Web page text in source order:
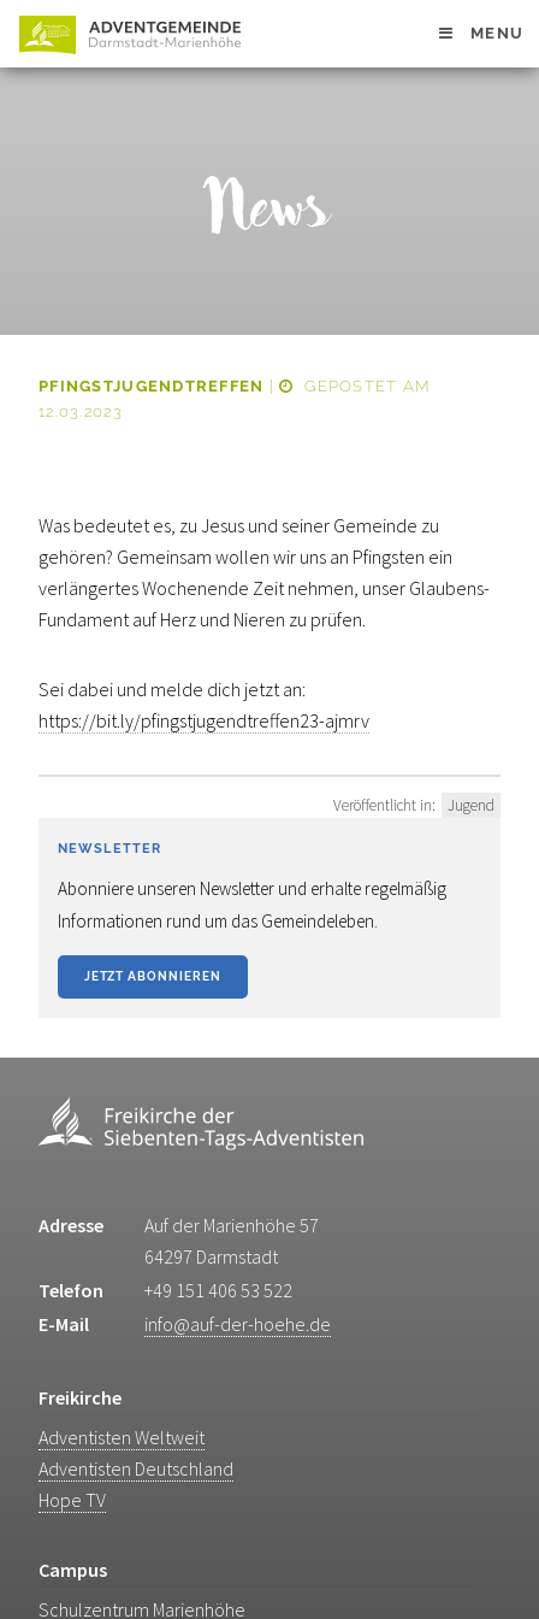
MENU
News
PFINGSTJUGENDTREFFEN |
GEPOSTET AM
12.03.2023
Was bedeutet es, zu Jesus und seiner Gemeinde zu
gehören? Gemeinsam wollen wir uns an Pfingsten ein
verlängertes Wochenende Zeit nehmen, unser Glaubens-
Fundament auf Herz und Nieren zu prüfen.
Sei dabei und melde dich jetzt an:
https://bit.ly/pfingstjugendtreffen23-ajmrv
Veröffentlicht in: Jugend
NEWSLETTER
Abonniere unseren Newsletter und erhalte regelmäßig
Informationen rund um das Gemeindeleben.
JETZT ABONNIEREN
Adresse
Auf der Marienhöhe 57
64297 Darmstadt
Telefon
+49 151 406 53 522
E-Mail
info@auf-der-hoehe.de
Freikirche
Adventisten Weltweit
Adventisten Deutschland
Hope TV
Campus
Schulzentrum Marienhöhe